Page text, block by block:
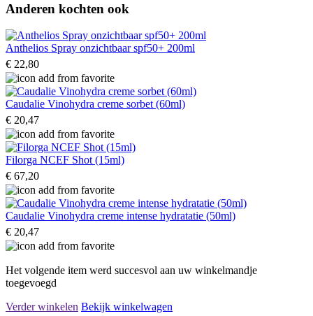
Anderen kochten ook
Anthelios Spray onzichtbaar spf50+ 200ml
€ 22,80
Caudalie Vinohydra creme sorbet (60ml)
€ 20,47
Filorga NCEF Shot (15ml)
€ 67,20
Caudalie Vinohydra creme intense hydratatie (50ml)
€ 20,47
Het volgende item werd succesvol aan uw winkelmandje
toegevoegd
Verder winkelen Bekijk winkelwagen